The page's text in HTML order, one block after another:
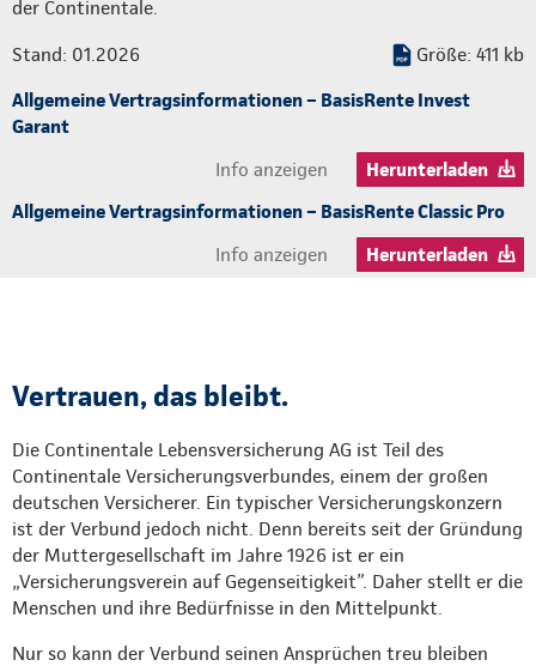
der Continentale.
Stand: 01.2026
Größe: 411 kb
Allgemeine Vertragsinformationen – BasisRente Invest
Garant
Info anzeigen
Herunterladen
Allgemeine Vertragsinformationen – BasisRente Classic Pro
Info anzeigen
Herunterladen
Vertrauen, das bleibt.
Die Continentale Lebensversicherung AG ist Teil des
Continentale Versicherungsverbundes, einem der großen
deutschen Versicherer. Ein typischer Versicherungskonzern
ist der Verbund jedoch nicht. Denn bereits seit der Gründung
der Muttergesellschaft im Jahre 1926 ist er ein
„Versicherungsverein auf Gegenseitigkeit”. Daher stellt er die
Menschen und ihre Bedürfnisse in den Mittelpunkt.
Nur so kann der Verbund seinen Ansprüchen treu bleiben